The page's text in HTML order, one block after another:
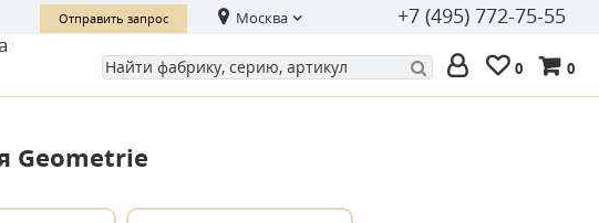
Отправить запрос Москва +7 (495) 772-75-55
0 0
Geometrie